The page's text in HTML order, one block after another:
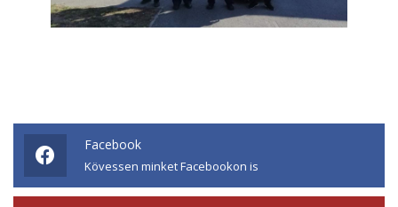
Facebook
Kövessen minket Facebookon is